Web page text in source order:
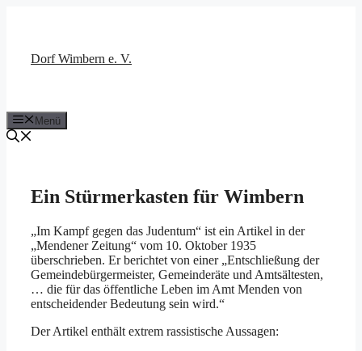
Dorf Wimbern e. V.
Menü
Ein Stürmerkasten für Wimbern
„Im Kampf gegen das Judentum“ ist ein Artikel in der
„Mendener Zeitung“ vom 10. Oktober 1935
überschrieben. Er berichtet von einer „Entschließung der
Gemeindebürgermeister, Gemeinderäte und Amtsältesten,
… die für das öffentliche Leben im Amt Menden von
entscheidender Bedeutung sein wird.“
Der Artikel enthält extrem rassistische Aussagen: